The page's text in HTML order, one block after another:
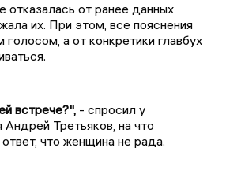
отказалась от ранее данных
их. При этом, все пояснения
а от конкретики главбух
встрече?", - спросил у
Третьяков, на что
что женщина не рада.